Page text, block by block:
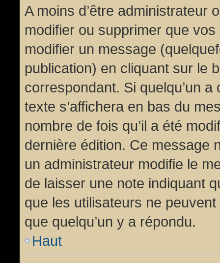
A moins d’être administrateur
modifier ou supprimer que
modifier un message
publication) en cliquant sur le
correspondant. Si quelqu’un
texte s’affichera en bas du
nombre de fois qu’il a été
dernière édition. Ce message
un administrateur modifie le
de laisser une note indiquant
que les utilisateurs ne
que quelqu’un y a répondu.
Haut